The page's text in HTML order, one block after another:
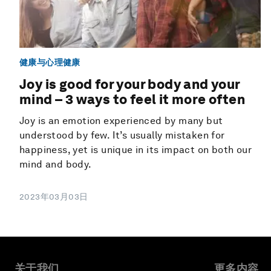
健康与心理健康
Joy is good for your body and your
mind – 3 ways to feel it more often
Joy is an emotion experienced by many but
understood by few. It’s usually mistaken for
happiness, yet is unique in its impact on both our
mind and body.
2023年03月03日
关于我们 更多内容